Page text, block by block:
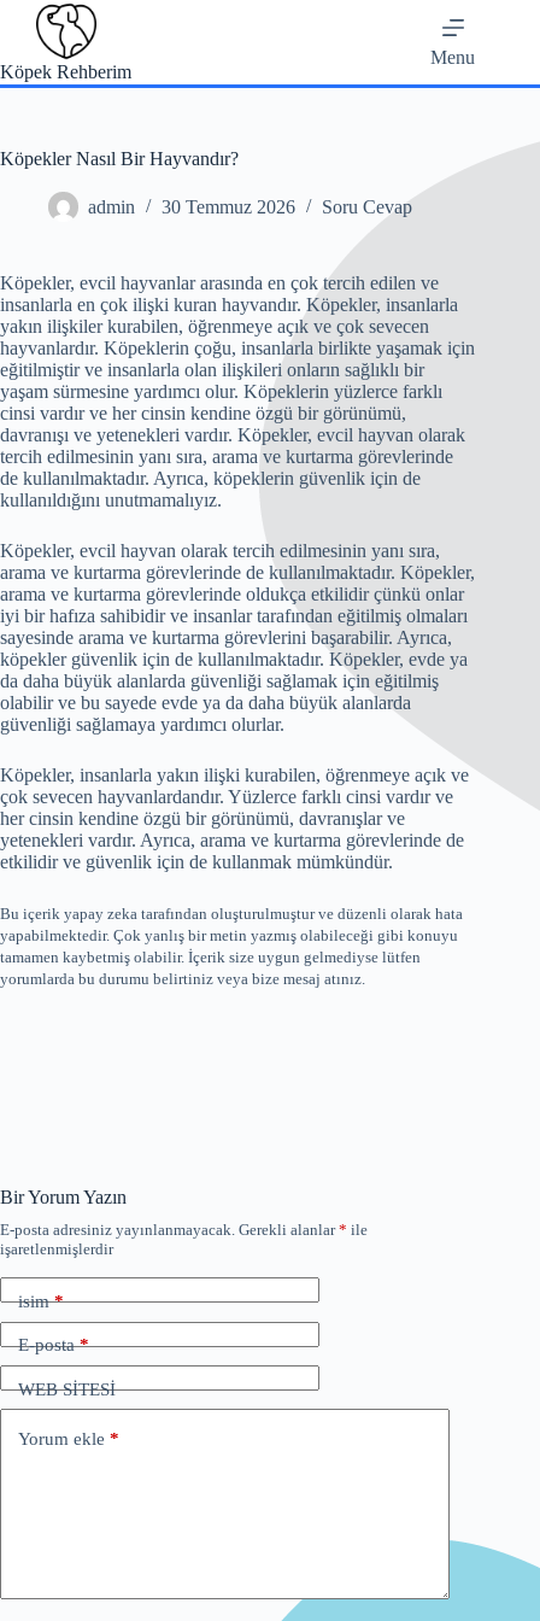
content
Köpek Rehberim
Menu
Köpekler Nasıl Bir Hayvandır?
admin 30 Temmuz 2026 Soru Cevap
Köpekler, evcil hayvanlar arasında en çok tercih edilen ve
insanlarla en çok ilişki kuran hayvandır. Köpekler, insanlarla
yakın ilişkiler kurabilen, öğrenmeye açık ve çok sevecen
hayvanlardır. Köpeklerin çoğu, insanlarla birlikte yaşamak için
eğitilmiştir ve insanlarla olan ilişkileri onların sağlıklı bir
yaşam sürmesine yardımcı olur. Köpeklerin yüzlerce farklı
cinsi vardır ve her cinsin kendine özgü bir görünümü,
davranışı ve yetenekleri vardır. Köpekler, evcil hayvan olarak
tercih edilmesinin yanı sıra, arama ve kurtarma görevlerinde
de kullanılmaktadır. Ayrıca, köpeklerin güvenlik için de
kullanıldığını unutmamalıyız.
Köpekler, evcil hayvan olarak tercih edilmesinin yanı sıra,
arama ve kurtarma görevlerinde de kullanılmaktadır. Köpekler,
arama ve kurtarma görevlerinde oldukça etkilidir çünkü onlar
iyi bir hafıza sahibidir ve insanlar tarafından eğitilmiş olmaları
sayesinde arama ve kurtarma görevlerini başarabilir. Ayrıca,
köpekler güvenlik için de kullanılmaktadır. Köpekler, evde ya
da daha büyük alanlarda güvenliği sağlamak için eğitilmiş
olabilir ve bu sayede evde ya da daha büyük alanlarda
güvenliği sağlamaya yardımcı olurlar.
Köpekler, insanlarla yakın ilişki kurabilen, öğrenmeye açık ve
çok sevecen hayvanlardandır. Yüzlerce farklı cinsi vardır ve
her cinsin kendine özgü bir görünümü, davranışlar ve
yetenekleri vardır. Ayrıca, arama ve kurtarma görevlerinde de
etkilidir ve güvenlik için de kullanmak mümkündür.
Bu içerik yapay zeka tarafından oluşturulmuştur ve düzenli olarak hata
yapabilmektedir. Çok yanlış bir metin yazmış olabileceği gibi konuyu
tamamen kaybetmiş olabilir. İçerik size uygun gelmediyse lütfen
yorumlarda bu durumu belirtiniz veya bize mesaj atınız.
Bir Yorum Yazın
E-posta adresiniz yayınlanmayacak. Gerekli alanlar* ile
işaretlenmişlerdir
isim*
E-posta*
WEB SİTESİ
Yorum ekle *